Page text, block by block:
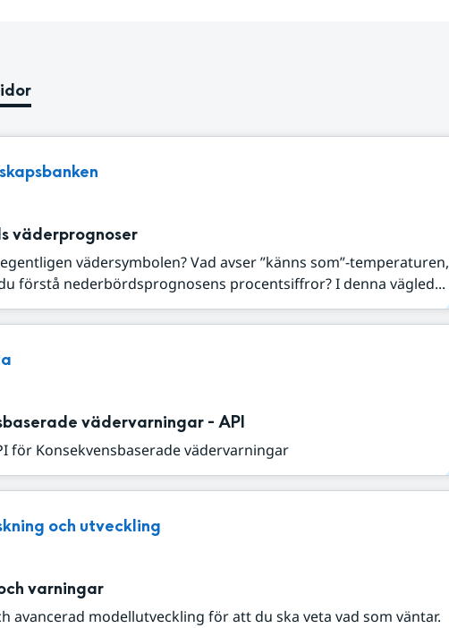
väderprognoser
vädersymbolen? Vad avser ”känns som”-temperaturen,
förstå nederbördsprognosens procentsiffror? I denna vägled...
vädervarningar - API
för Konsekvensbaserade vädervarningar
och utveckling
varningar
avancerad modellutveckling för att du ska veta vad som väntar.